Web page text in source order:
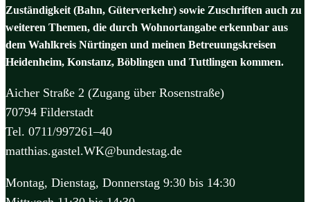
Zuständigkeit (Bahn, Güterverkehr) sowie Zuschriften auch zu
weiteren Themen, die durch Wohnortangabe erkennbar aus
dem Wahlkreis Nürtingen und meinen Betreuungskreisen
Heidenheim, Konstanz, Böblingen und Tuttlingen kommen.
Aicher Straße 2 (Zugang über Rosenstraße)
70794 Filderstadt
Tel. 0711/997261–40
matthias.gastel.WK@bundestag.de
Montag, Dienstag, Donnerstag 9:30 bis 14:30